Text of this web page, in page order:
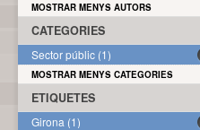
MOSTRAR MENYS AUTORS
CATEGORIES
Sector públic (1)
MOSTRAR MENYS CATEGORIES
ETIQUETES
Girona (1)